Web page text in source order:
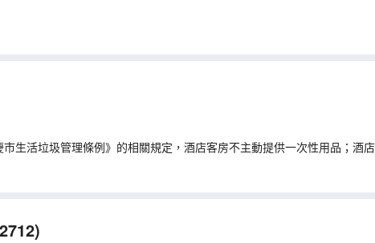
生活垃圾管理條例》的相關規定，酒店客房不主動提供一次性用品；酒